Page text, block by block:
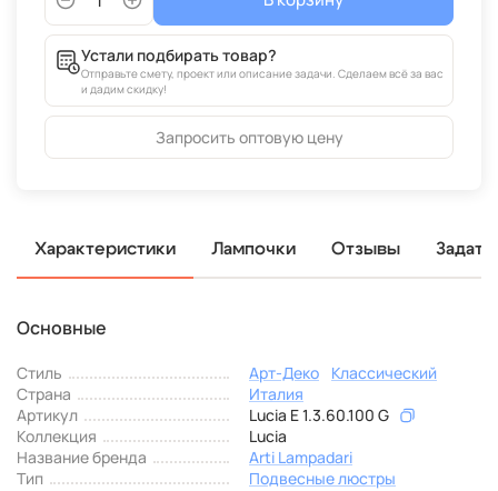
Устали подбирать товар?
Отправьте смету, проект или описание задачи. Сделаем всё за вас
и дадим скидку!
Запросить оптовую цену
Характеристики Лампочки Отзывы
Основные
Стиль Арт-Деко
Классический
Страна
Италия
Артикул
Lucia E 1.3.60.100 G
Коллекция
Lucia
Название бренда
Arti Lampadari
Тип
Подвесные люстры